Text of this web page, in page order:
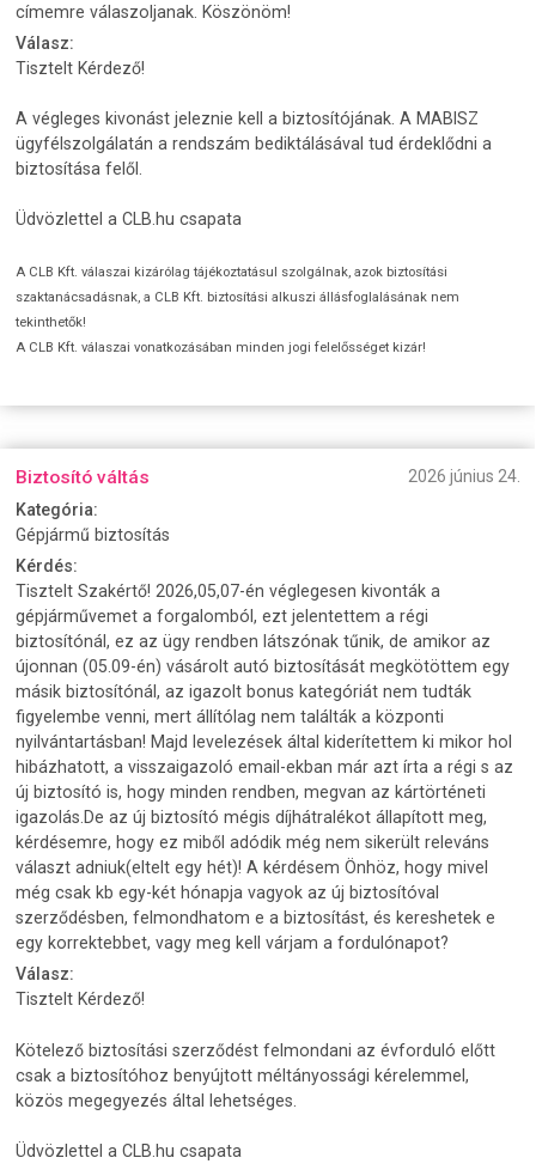
címemre válaszoljanak. Köszönöm!
Válasz:
Tisztelt Kérdező!
A végleges kivonást jeleznie kell a biztosítójának. A MABISZ
ügyfélszolgálatán a rendszám bediktálásával tud érdeklődni a
biztosítása felől.
Üdvözlettel a CLB.hu csapata
A CLB Kft. válaszai kizárólag tájékoztatásul szolgálnak, azok biztosítási
szaktanácsadásnak, a CLB Kft. biztosítási alkuszi állásfoglalásának nem
tekinthetők!
A CLB Kft. válaszai vonatkozásában minden jogi felelősséget kizár!
Biztosító váltás
2026 június 24.
Kategória:
Gépjármű biztosítás
Kérdés:
Tisztelt Szakértő! 2026,05,07-én véglegesen kivonták a
gépjárművemet a forgalomból, ezt jelentettem a régi
biztosítónál, ez az ügy rendben látszónak tűnik, de amikor az
újonnan (05.09-én) vásárolt autó biztosítását megkötöttem egy
másik biztosítónál, az igazolt bonus kategóriát nem tudták
figyelembe venni, mert állítólag nem találták a központi
nyilvántartásban! Majd levelezések által kiderítettem ki mikor hol
hibázhatott, a visszaigazoló email-ekban már azt írta a régi s az
új biztosító is, hogy minden rendben, megvan az kártörténeti
igazolás.De az új biztosító mégis díjhátralékot állapított meg,
kérdésemre, hogy ez miből adódik még nem sikerült releváns
választ adniuk(eltelt egy hét)! A kérdésem Önhöz, hogy mivel
még csak kb egy-két hónapja vagyok az új biztosítóval
szerződésben, felmondhatom e a biztosítást, és kereshetek e
egy korrektebbet, vagy meg kell várjam a fordulónapot?
Válasz:
Tisztelt Kérdező!
Kötelező biztosítási szerződést felmondani az évforduló előtt
csak a biztosítóhoz benyújtott méltányossági kérelemmel,
közös megegyezés által lehetséges.
Üdvözlettel a CLB.hu csapata